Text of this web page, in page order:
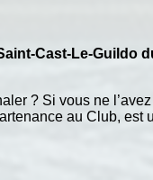
Cast-Le-Guildo
? Si vous ne
au Club, est